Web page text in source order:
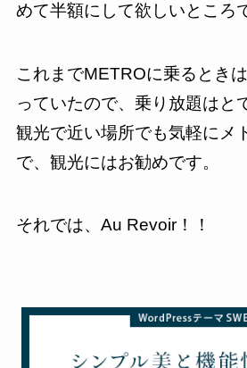
めて半額にして欲しいところ
これまでMETROに乗るとき
っていたので、乗り放題はと
観光で近い場所でも気軽にメ
で、観光にはお勧めです。
それでは、Au Revoir！！